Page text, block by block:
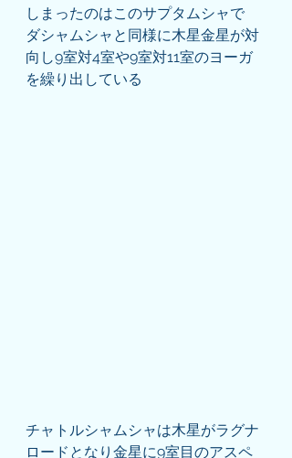
しまったのはこのサプタムシャで
ダシャムシャと同様に木星金星が対
向し9室対4室や9室対11室のヨーガ
を繰り出している
チャトルシャムシャは木星がラグナ
ロードとなり金星に9室目のアスペ